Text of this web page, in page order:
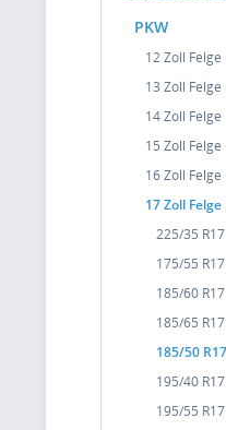
PKW
12 Zoll Felge
13 Zoll Felge
14 Zoll Felge
15 Zoll Felge
16 Zoll Felge
17 Zoll Felge
225/35 R17
175/55 R17
185/60 R17
185/65 R17
185/50 R17
195/40 R17
195/55 R17